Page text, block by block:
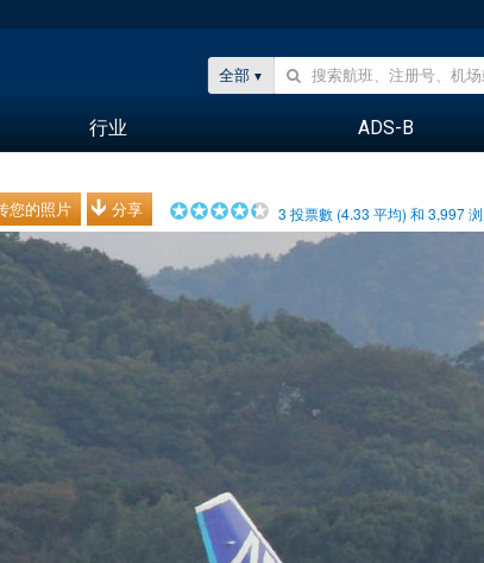
全部
行业 ADS-B
您的照片 分享 3 投票數 (4.33 平均) 和3,997